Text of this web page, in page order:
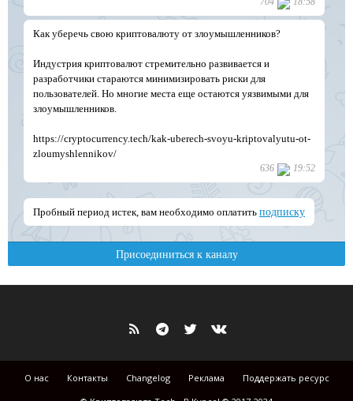
О нас Контакты Changelog Реклама
Поддержать ресурс